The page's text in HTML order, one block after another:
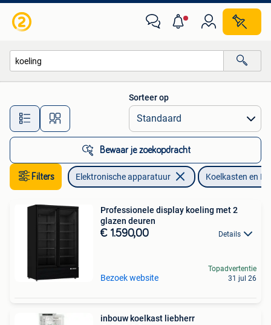
Alle afstanden…
Sorteer op
Bewaar je zoekopdracht
Filters Elektronische apparatuur Koelkasten en
Professionele display koeling met 2
glazen deuren
€ 1.590,00 Details
Bezoek website
Topadvertentie
31 jul 26
inbouw koelkast liebherr